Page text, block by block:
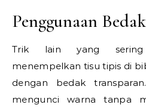
Penggunaan
Trik lain yang sering
menempelkan tisu tipis di
dengan bedak
mengunci warna tanpa